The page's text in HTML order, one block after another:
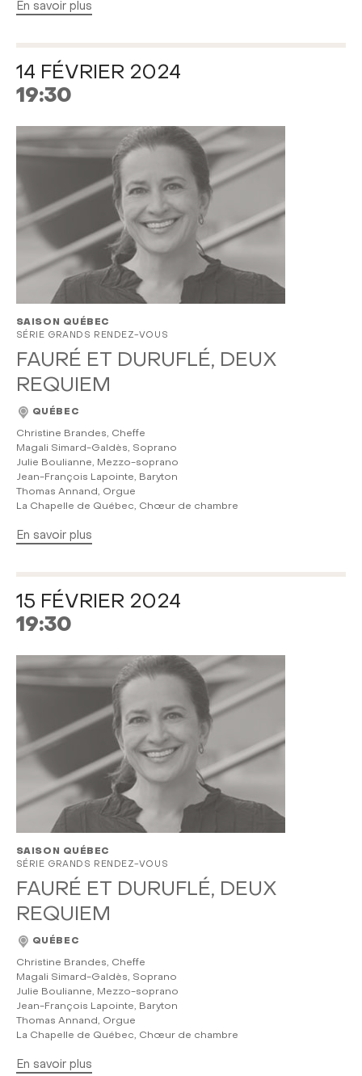
En savoir plus
14 FÉVRIER 2024
19:30
SAISON QUÉBEC
SÉRIE GRANDS RENDEZ-VOUS
FAURÉ ET DURUFLÉ, DEUX
REQUIEM
QUÉBEC
Christine Brandes, Cheffe
Magali Simard-Galdès, Soprano
Julie Boulianne, Mezzo-soprano
Jean-François Lapointe, Baryton
Thomas Annand, Orgue
La Chapelle de Québec, Chœur de chambre
En savoir plus
15 FÉVRIER 2024
19:30
SAISON QUÉBEC
SÉRIE GRANDS RENDEZ-VOUS
FAURÉ ET DURUFLÉ, DEUX
REQUIEM
QUÉBEC
Christine Brandes, Cheffe
Magali Simard-Galdès, Soprano
Julie Boulianne, Mezzo-soprano
Jean-François Lapointe, Baryton
Thomas Annand, Orgue
La Chapelle de Québec, Chœur de chambre
En savoir plus